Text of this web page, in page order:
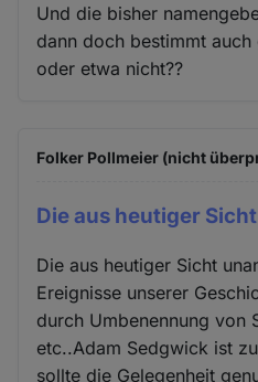
Und die bisher
dann doch bestimmt
oder etwa nicht??
Folker Pollmeier (nicht
Die aus heutiger Sicht
Die aus heutiger Sicht
Ereignisse unserer
durch Umbenennung von
etc..Adam Sedgwick ist
sollte die Gelegenheit